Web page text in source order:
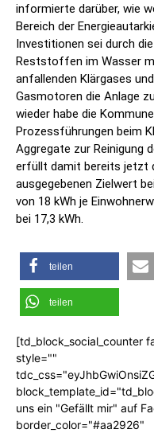
informierte darüber, wie
Bereich der
Investitionen sei durch
Reststoffen im Wasser
anfallenden Klärgases
Gasmotoren die Anlage
wieder habe die
Prozessführungen beim
Aggregate zur Reinigung
erfüllt damit bereits jetzt
ausgegebenen Zielwert
von 18 kWh je
bei 17,3 kWh.
teilen
teilen
[td_block_social_counter
style=""
uns ein "Gefällt mir" auf
border_color="#aa2926"